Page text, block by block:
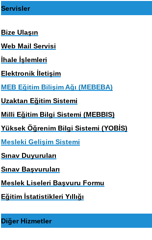
Servisler
Bize Ulaşın
Web Mail Servisi
İhale İşlemleri
Elektronik İletişim
MEB Eğitim Bilişim Ağı (MEBEBA)
Uzaktan Eğitim Sistemi
Milli Eğitim Bilgi Sistemi (MEBBIS)
Yüksek Öğrenim Bilgi Sistemi (YOBİS)
Mesleki Gelişim Sistemi
Sınav Duyuruları
Sınav Başvuruları
Meslek Liseleri Başvuru Formu
Eğitim İstatistikleri Yıllığı
Diğer Hizmetler